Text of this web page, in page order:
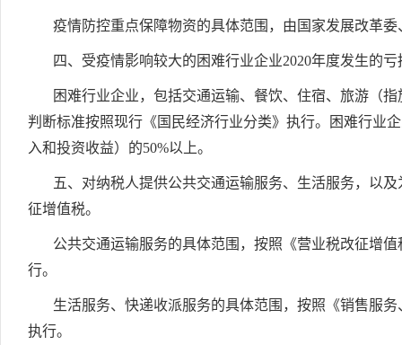
疫情防控重点保障物资的具体范围，由国家发展改革
四、受疫情影响较大的困难行业企业2020年度发生的
困难行业企业，包括交通运输、餐饮、住宿、旅游（
判断标准按照现行《国民经济行业分类》执行。困难行业
入和投资收益）的50%以上。
五、对纳税人提供公共交通运输服务、生活服务，以
征增值税。
公共交通运输服务的具体范围，按照《营业税改征增
行。
生活服务、快递收派服务的具体范围，按照《销售服
执行。